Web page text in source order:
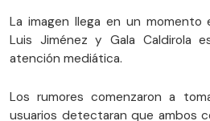
La imagen llega en un
Luis Jiménez y Gala Caldirola
atención mediática.
Los rumores comenzaron a
usuarios detectaran que ambos